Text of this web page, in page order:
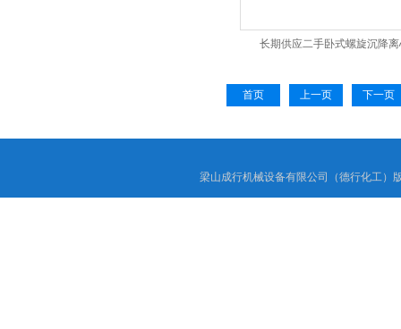
长期供应二手卧式螺旋沉降离
首页 上一页 下一页
梁山成行机械设备有限公司（德行化工）